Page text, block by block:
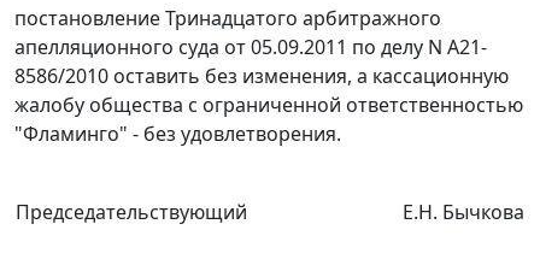
постановлениеТринадцатого арбитражного
апелляционного суда от 05.09.2011 по делу N А21-
8586/2010 оставить без изменения, а кассационную
жалобу общества с ограниченной ответственностью
"Фламинго" - без удовлетворения.
Председательствующий Е.Н. Бычкова